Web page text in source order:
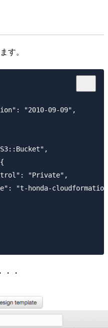
す。
"2010-09-09",
"Private",
"t-honda-
・